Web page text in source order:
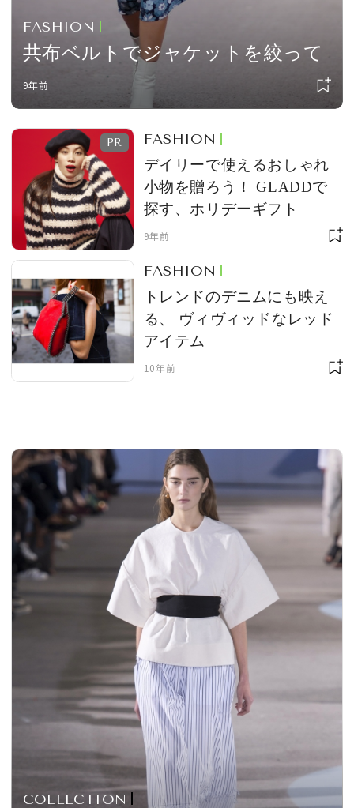
ログイン・新規会員登録
MAGAZINE
SPUR 2026 JULY
2026年9月号
最新号を試し読み
FASHION
共布ベルトでジャケットを絞って
9年前
FASHION
デイリーで使えるおしゃれ
小物を贈ろう！ GLADDで
探す、ホリデーギフト
9年前
FASHION
トレンドのデニムにも映え
る、 ヴィヴィッドなレッド
アイテム
10年前
COLLECTION